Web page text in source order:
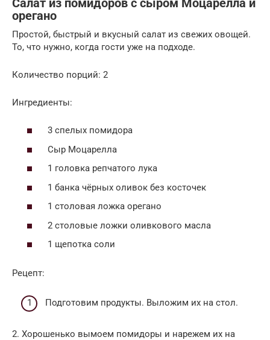
Салат из помидоров с сыром Моцарелла и
орегано
Простой, быстрый и вкусный салат из свежих овощей.
То, что нужно, когда гости уже на подходе.
Количество порций: 2
Ингредиенты:
3 спелых помидора
Сыр Моцарелла
1 головка репчатого лука
1 банка чёрных оливок без косточек
1 столовая ложка орегано
2 столовые ложки оливкового масла
1 щепотка соли
Рецепт:
Подготовим продукты. Выложим их на стол.
2. Хорошенько вымоем помидоры и нарежем их на